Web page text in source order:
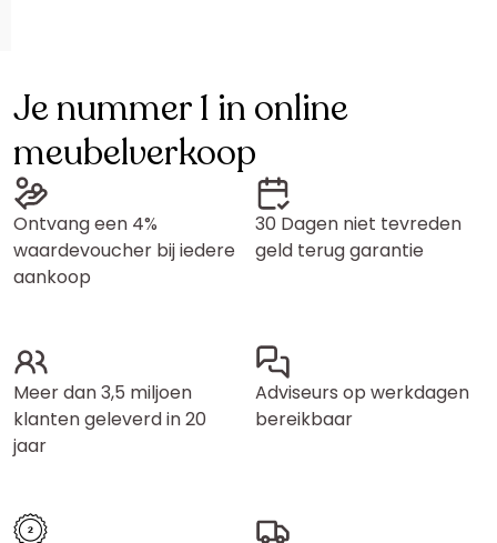
Je nummer 1 in online
meubelverkoop
Ontvang een 4%
waardevoucher bij iedere
aankoop
30 Dagen niet tevreden
geld terug garantie
Meer dan 3,5 miljoen
klanten geleverd in 20
jaar
Adviseurs op werkdagen
bereikbaar